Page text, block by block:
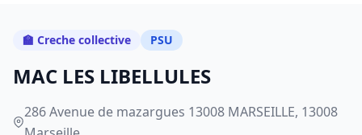
🏫 Creche collective PSU
MAC LES LIBELLULES
286 Avenue de mazargues 13008 MARSEILLE, 13008